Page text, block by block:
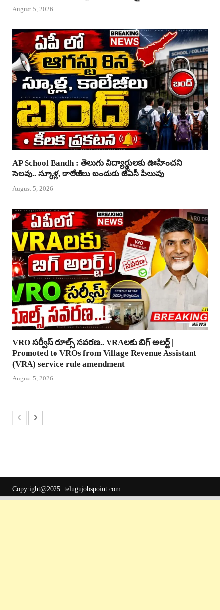
August 5, 2026
AP School Bandh : తెలుగు విద్యార్థులకు ఊహించని
సెలవు.. స్కూళ్ల, కాలేజీలు బందుకు జేఏసీ పిలుపు
August 5, 2026
VRO సర్వీస్ రూల్స్ సవరణ.. VRAలకు బిగ్ అలర్ట్ |
Promoted to VROs from Village Revenue Assistant
(VRA) service rule amendment
August 5, 2026
Copyright@2025. telugujobspoint.com